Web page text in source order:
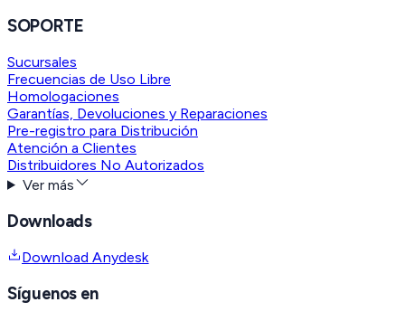
SOPORTE
Sucursales
Frecuencias de Uso Libre
Homologaciones
Garantías, Devoluciones y Reparaciones
Pre-registro para Distribución
Atención a Clientes
Distribuidores No Autorizados
Ver más
Downloads
Download Anydesk
Síguenos en